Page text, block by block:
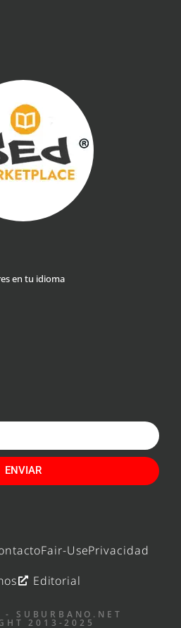
en tu idioma
ENVIAR
Fair-UsePrivacidad
Editorial
- SUBURBANO.NET
2013-2025